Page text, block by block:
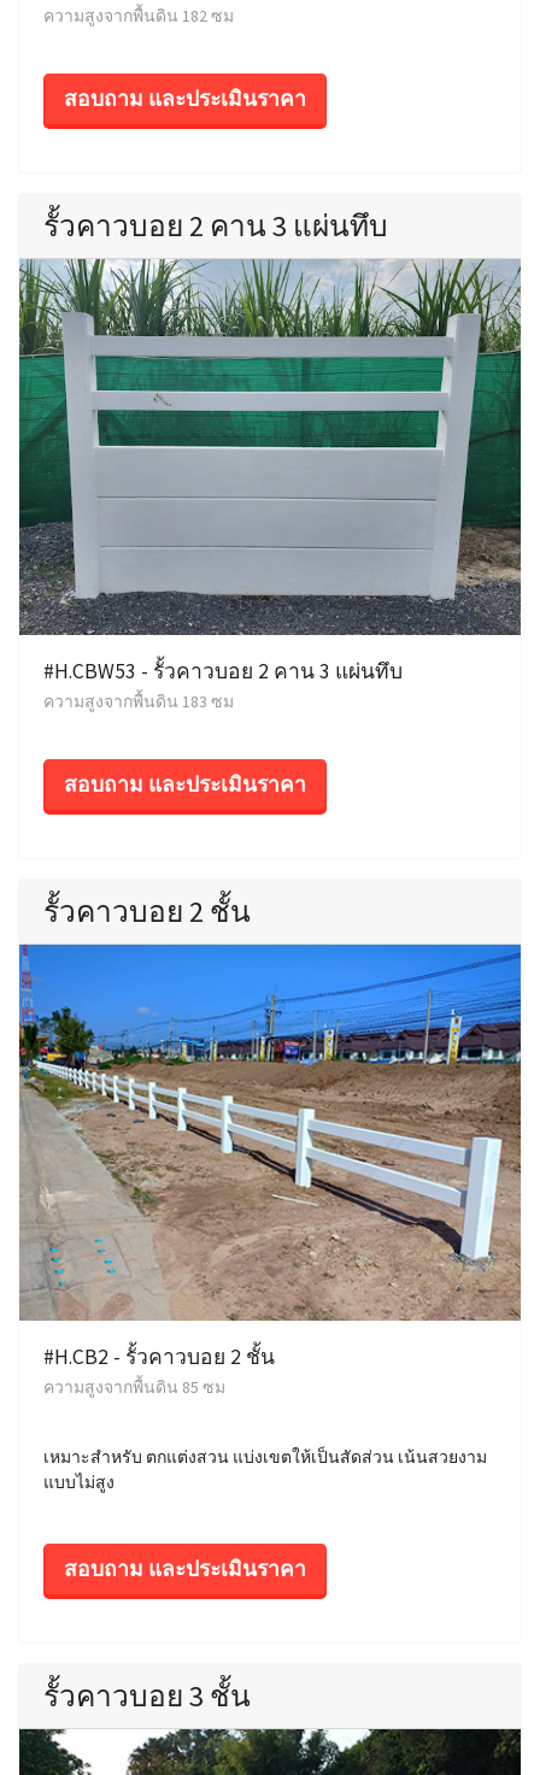
ความสูงจากพื้นดิน 182 ซม
สอบถาม และประเมินราคา
รั้วคาวบอย 2 คาน 3 แผ่นทึบ
#H.CBW53 - รั้วคาวบอย 2 คาน 3 แผ่นทึบ
ความสูงจากพื้นดิน 183 ซม
สอบถาม และประเมินราคา
รั้วคาวบอย 2 ชั้น
#H.CB2 - รั้วคาวบอย 2 ชั้น
ความสูงจากพื้นดิน 85 ซม
เหมาะสำหรับ ตกแต่งสวน แบ่งเขตให้เป็นสัดส่วน เน้นสวยงาม
แบบไม่สูง
สอบถาม และประเมินราคา
รั้วคาวบอย 3 ชั้น